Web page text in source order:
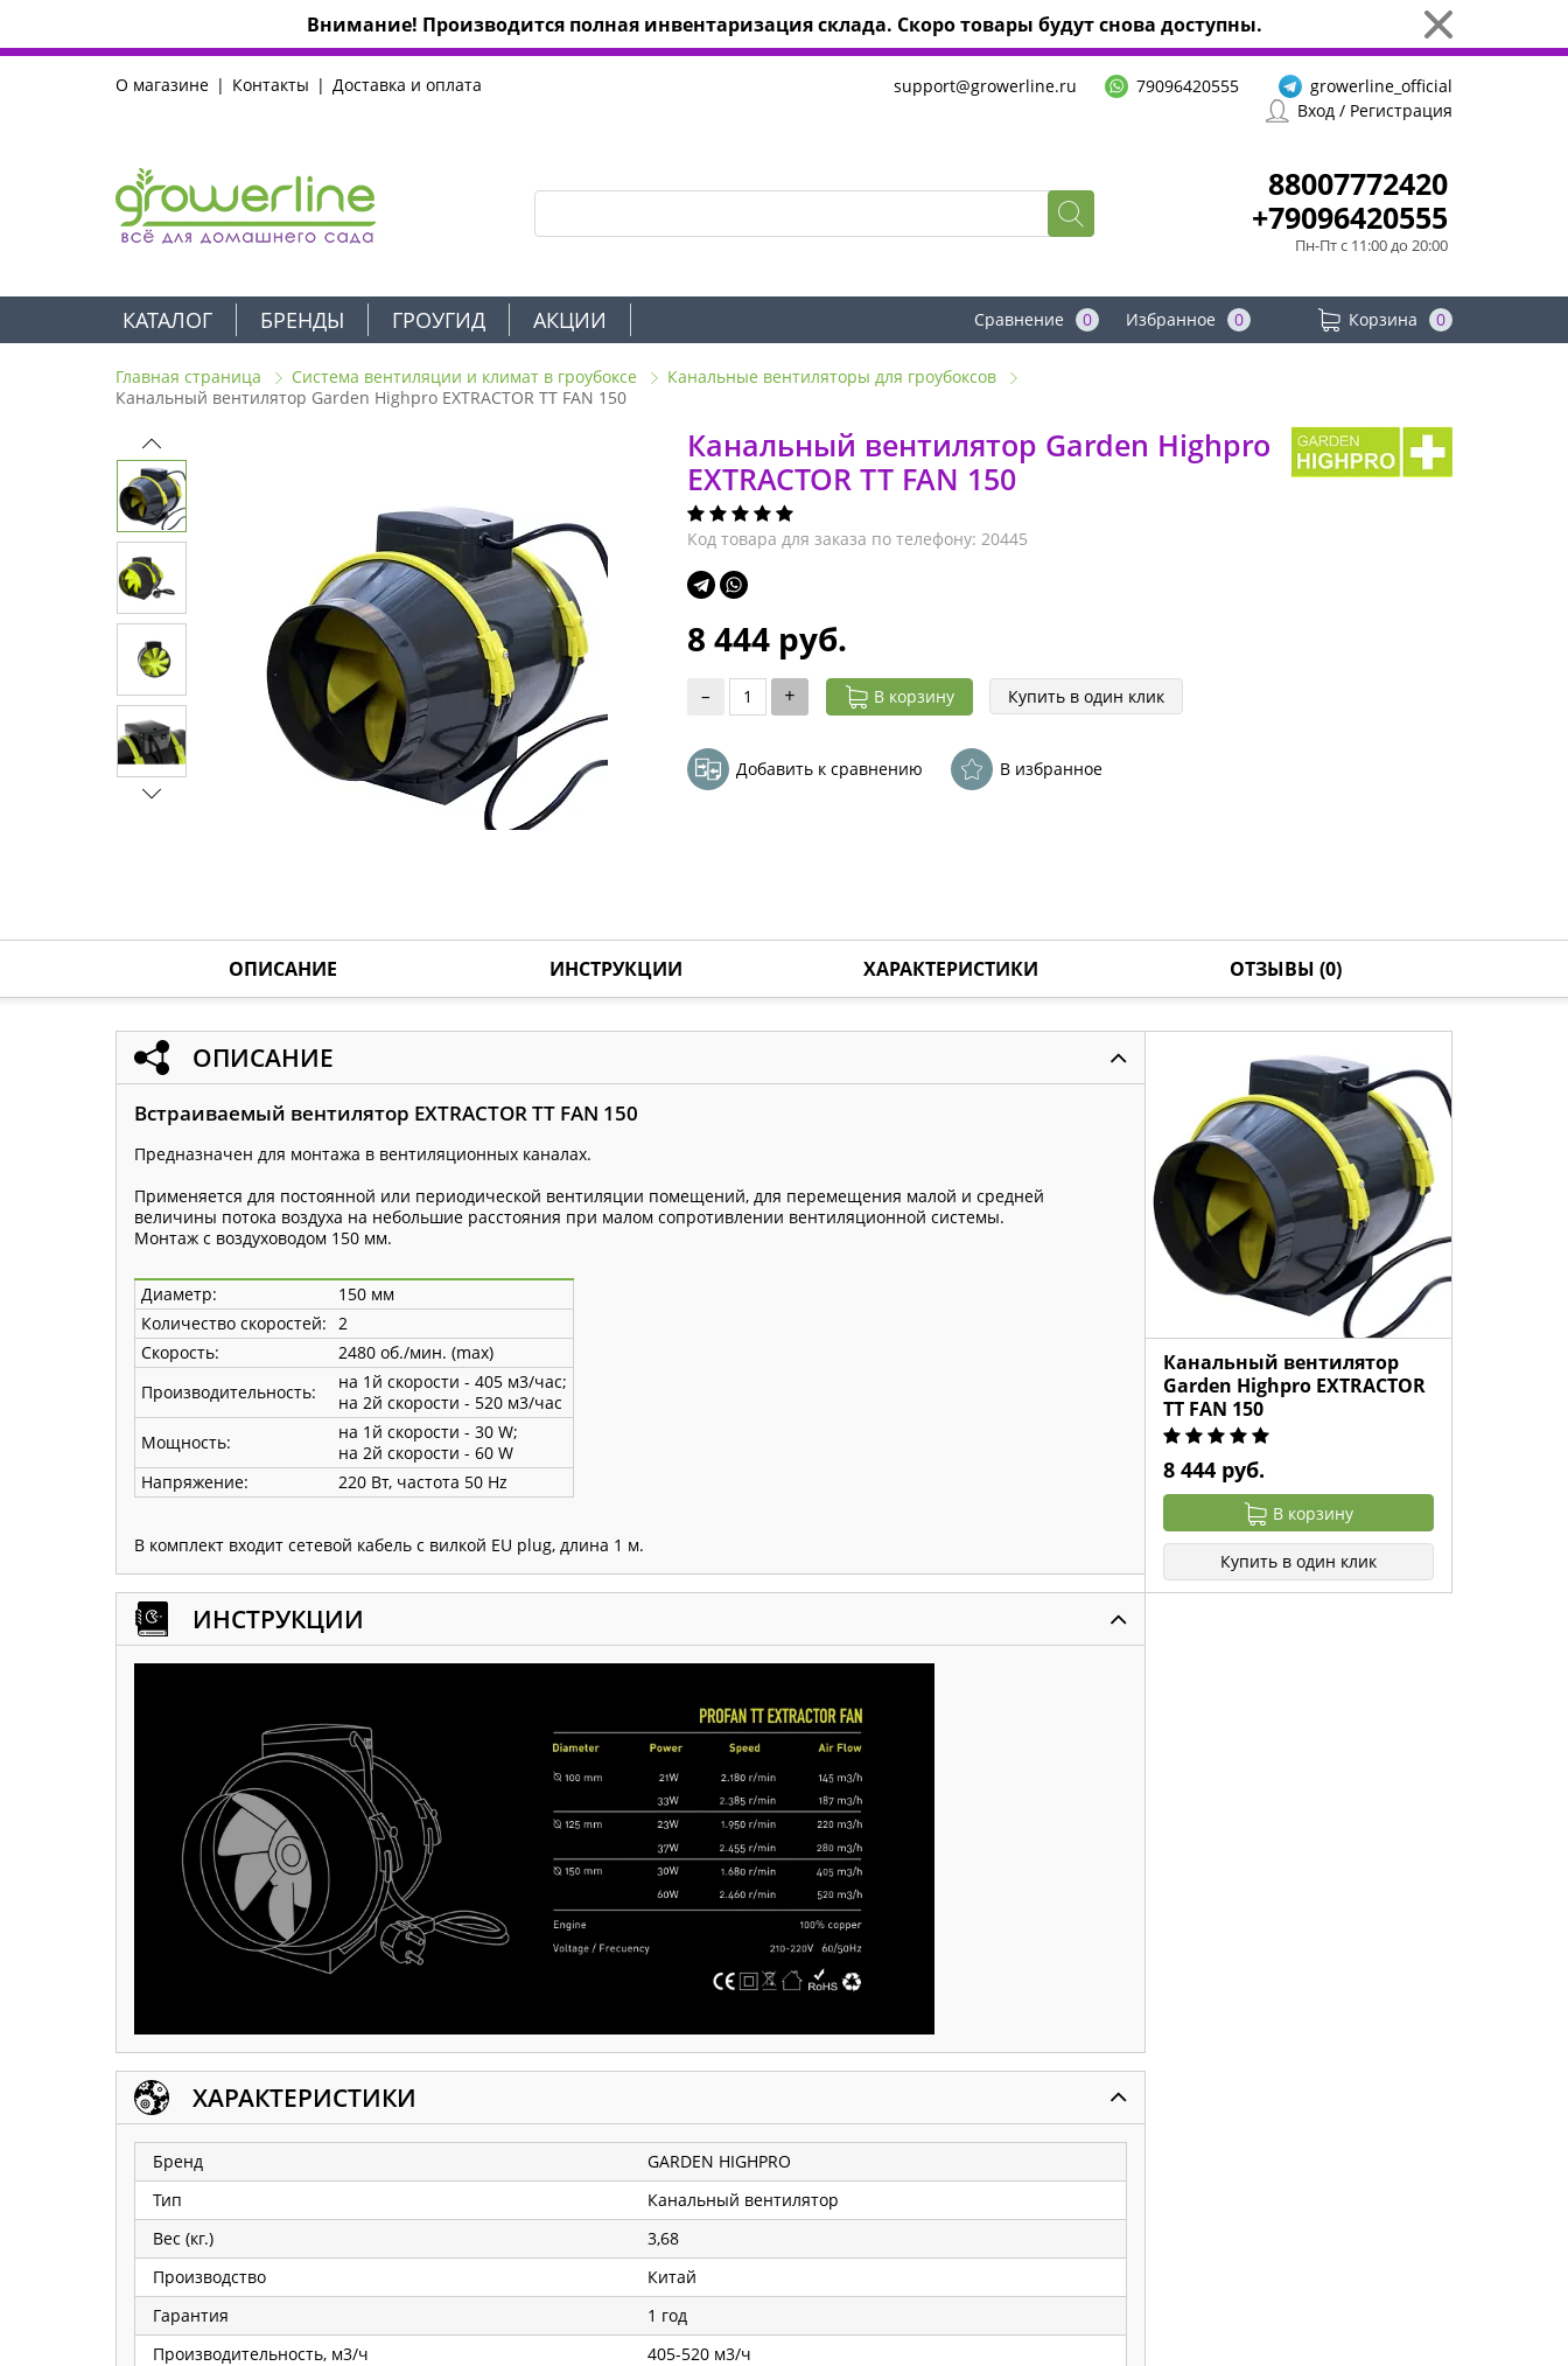
Внимание! Производится полная инвентаризация склада. Скоро товары будут снова доступны.
О магазине Контакты Доставка и оплата support@growerline.ru 79096420555
growerline_official
Вход / Регистрация
88007772420
+79096420555
Пн-Пт с 11:00 до 20:00
КАТАЛОГ БРЕНДЫ ГРОУГИД АКЦИИ Корзина 0
Избранное 0
Сравнение 0
Главная страница Система вентиляции и климат в гроубоксе
Канальные вентиляторы для гроубоксов
Канальный вентилятор Garden Highpro EXTRACTOR TT FAN 150
Канальный вентилятор Garden Highpro
EXTRACTOR TT FAN 150
Код товара для заказа по телефону: 20445
8 444 руб.
– + В корзину Купить в один клик
Добавить к сравнению В избранное
ОПИСАНИЕ ИНСТРУКЦИИ ХАРАКТЕРИСТИКИ ОТЗЫВЫ (0)
ОПИСАНИЕ
Встраиваемый вентилятор EXTRACTOR TT FAN 150
Предназначен для монтажа в вентиляционных каналах.
Применяется для постоянной или периодической вентиляции помещений, для перемещения малой и средней
величины потока воздуха на небольшие расстояния при малом сопротивлении вентиляционной системы.
Монтаж с воздуховодом 150 мм.
Диаметр:
150 мм
Количество скоростей: 2
Скорость:
2480 об./мин. (max)
Производительность:
на 1й скорости - 405 м3/час;
на 2й скорости - 520 м3/час
Мощность:
на 1й скорости - 30 W;
на 2й скорости - 60 W
Напряжение:
220 Вт, частота 50 Hz
В комплект входит сетевой кабель с вилкой EU plug, длина 1 м.
ИНСТРУКЦИИ
ХАРАКТЕРИСТИКИ
Бренд
GARDEN HIGHPRO
Тип
Канальный вентилятор
Вес (кг.)
3,68
Производство
Китай
Гарантия
1 год
Производительность, м3/ч
405-520 м3/ч
Канальный вентилятор
Garden Highpro EXTRACTOR
TT FAN 150
8 444 руб.
В корзину
Купить в один клик